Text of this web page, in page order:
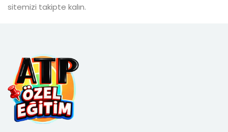
sitemizi takipte kalın.